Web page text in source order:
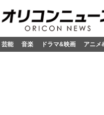
芸能 音楽 ドラマ&映画 アニメ